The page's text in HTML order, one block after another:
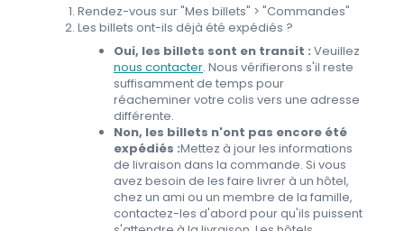
Rendez-vous sur "Mes billets" > "Commandes"
Les billets ont-ils déjà été expédiés ?
Oui, les billets sont en transit : Veuillez
nous contacter. Nous vérifierons s'il reste
suffisamment de temps pour
réacheminer votre colis vers une adresse
différente.
Non, les billets n'ont pas encore été
expédiés :Mettez à jour les informations
de livraison dans la commande. Si vous
avez besoin de les faire livrer à un hôtel,
chez un ami ou un membre de la famille,
contactez-les d'abord pour qu'ils puissent